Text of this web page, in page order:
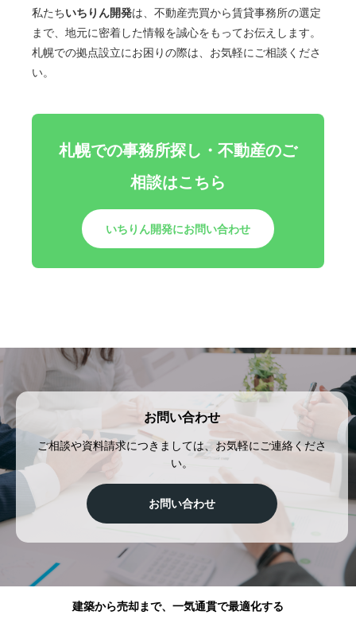
私たちいちりん開発は、不動産売買から賃貸事務所の選定
まで、地元に密着した情報を誠心をもってお伝えします。
札幌での拠点設立にお困りの際は、お気軽にご相談くださ
い。
札幌での事務所探し・不動産のご
相談はこちら
いちりん開発にお問い合わせ
お問い合わせ
ご相談や資料請求につきましては、お気軽にご連絡くださ
い。
お問い合わせ
建築から売却まで、一気通貫で最適化する